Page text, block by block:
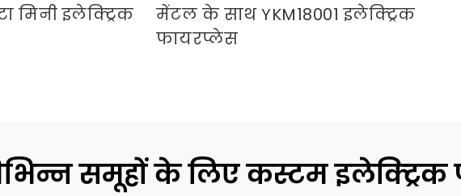
मिनी इलेक्ट्रिक
मेंटल के साथ YKM18001 इलेक्ट्रिक
फायरप्लेस
समूहों के लिए कस्टम